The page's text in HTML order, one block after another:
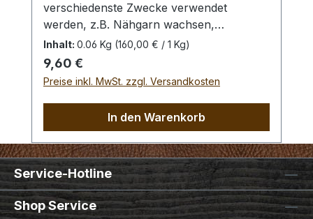
verschiedenste Zwecke verwendet
werden, z.B. Nähgarn wachsen,
Lederkanten einreiben, erhitzen und
flüssig auf das ebenfalls erhitzte
(Heißluftfön) Leder auftragen, etc.
Gewicht:- 60 Gramm Bei einer Bestellung 1
Carnaubawachs.
Inhalt: 0.06 Kg (160,00 € / 1 Kg)
Regulärer Preis:
9,60 €
Preise inkl. MwSt. zzgl. Versandkosten
In den Warenkorb
Service-Hotline
Shop Service